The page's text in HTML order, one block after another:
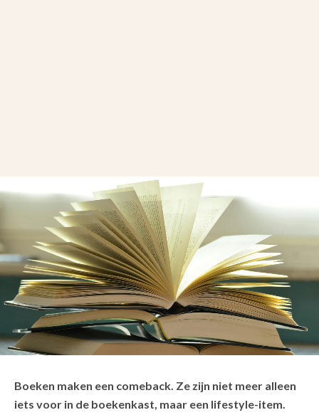
Boeken maken een comeback. Ze zijn niet meer alleen
iets voor in de boekenkast, maar een lifestyle-item.